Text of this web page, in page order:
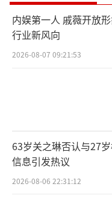
内娱第一人 戚薇开放
行业新风向
2026-08-07 09:21:53
63岁关之琳否认与27
信息引发热议
2026-08-06 22:31:12